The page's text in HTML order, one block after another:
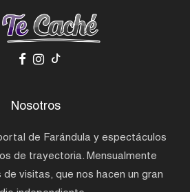
Nosotros
de Farándula y espectáculos
de trayectoria. Mensualmente
de visitas, que nos hacen un gran